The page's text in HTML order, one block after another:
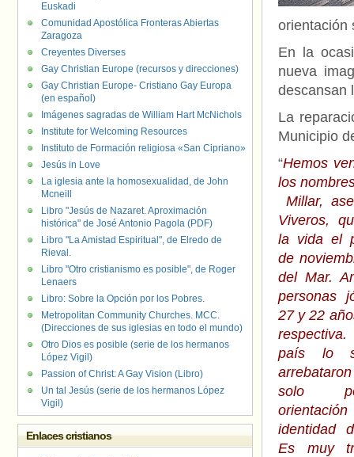
orientación
En la
nueva
descansan
La
Municipio
“Hemos
los
Millar,
Viveros,
la vida el
de
del Mar.
personas
27 y 22
país lo
solo
identidad
Es muy
Euskadi
Comunidad Apostólica Fronteras Abiertas
Zaragoza
Creyentes Diverses
Gay Christian Europe (recursos y direcciones)
Gay Christian Europe- Cristiano Gay Europa
(en español)
Imágenes sagradas de William Hart McNichols
Institute for Welcoming Resources
Instituto de Formación religiosa «San Cipriano»
Jesús in Love
La iglesia ante la homosexualidad, de John
Mcneill
Libro "Jesús de Nazaret. Aproximación
histórica" de José Antonio Pagola (PDF)
Libro "La Amistad Espiritual", de Elredo de
Rieval.
Libro "Otro cristianismo es posible", de Roger
Lenaers
Libro: Sobre la Opción por los Pobres.
Metropolitan Community Churches. MCC.
(Direcciones de sus iglesias en todo el mundo)
Otro Dios es posible (serie de los hermanos
López Vigil)
Passion of Christ: A Gay Vision (Libro)
Un tal Jesús (serie de los hermanos López
Vigil)
Enlaces cristianos